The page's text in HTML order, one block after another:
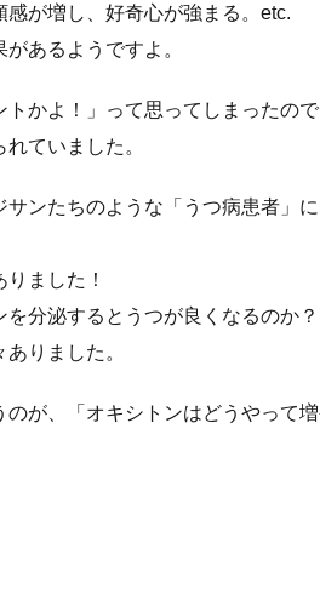
感が増し、好奇心が強まる。etc.
あるようですよ。
トかよ！」って思ってしまったの
ていました。
サンたちのような「うつ病患者」
ました！
を分泌するとうつが良くなるのか
りました。
のが、「オキシトンはどうやって